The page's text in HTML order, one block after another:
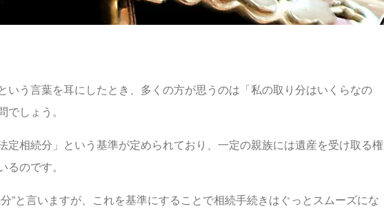
いう言葉を耳にしたとき、多くの方が思うのは「私の取り分はいくらなの
しょう。
定相続分」という基準が定められており、一定の親族には遺産を受け取る権
のです。
”と言いますが、これを基準にすることで相続手続きはぐっとスムーズにな